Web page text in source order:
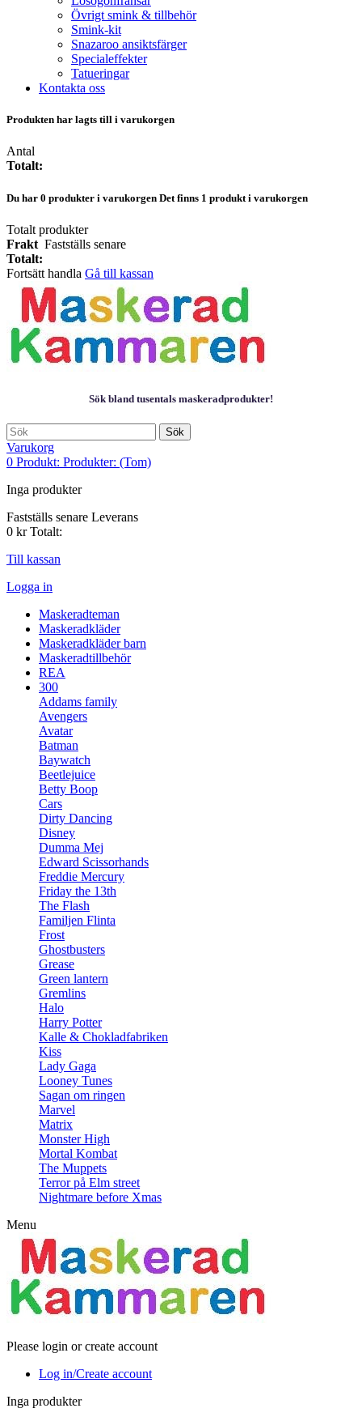
Övrigt smink & tillbehör
Smink-kit
Snazaroo ansiktsfärger
Specialeffekter
Tatueringar
Kontakta oss
Produkten har lagts till i varukorgen
Antal
Totalt:
Du har 0 produkter i varukorgen Det finns 1 produkt i varukorgen
Totalt produkter
Frakt Fastställs senare
Totalt:
Fortsätt handla Gå till kassan
Sök bland tusentals maskeradprodukter!
Sök
Varukorg
0 Produkt: Produkter: (Tom)
Inga produkter
Fastställs senare Leverans
0 kr Totalt:
Till kassan
Logga in
Maskeradteman
Maskeradkläder
Maskeradkläder barn
Maskeradtillbehör
REA
300
Addams family
Avengers
Avatar
Batman
Baywatch
Beetlejuice
Betty Boop
Cars
Dirty Dancing
Disney
Dumma Mej
Edward Scissorhands
Freddie Mercury
Friday the 13th
The Flash
Familjen Flinta
Frost
Ghostbusters
Grease
Green lantern
Gremlins
Halo
Harry Potter
Kalle & Chokladfabriken
Kiss
Lady Gaga
Looney Tunes
Sagan om ringen
Marvel
Matrix
Monster High
Mortal Kombat
The Muppets
Terror på Elm street
Nightmare before Xmas
Menu
Please login or create account
Log in/Create account
Inga produkter